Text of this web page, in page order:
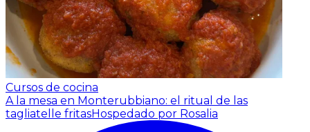
Cursos de cocina
A la mesa en Monterubbiano: el ritual de las
tagliatelle fritasHospedado por Rosalia